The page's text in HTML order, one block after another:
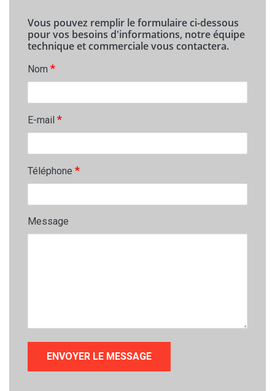
Vous pouvez remplir le formulaire ci-dessous
pour vos besoins d'informations, notre équipe
technique et commerciale vous contactera.
Nom *
E-mail *
Téléphone *
Message